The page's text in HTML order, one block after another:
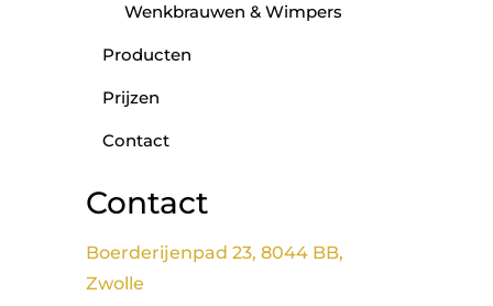
Wenkbrauwen & Wimpers
Producten
Prijzen
Contact
Contact
Boerderijenpad 23, 8044 BB,
Zwolle